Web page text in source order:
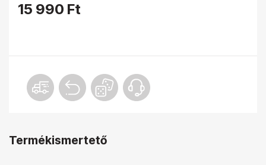
15 990 Ft
Termékismertető